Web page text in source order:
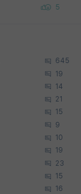
5
645
19
14
21
15
9
10
19
23
15
16